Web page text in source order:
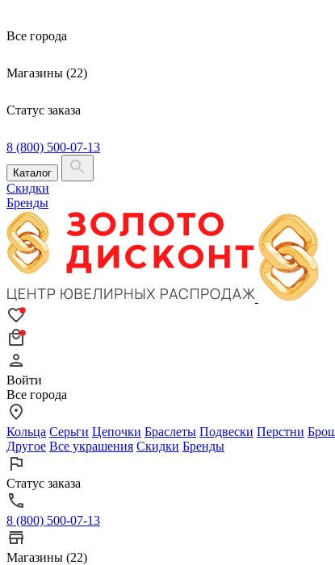
Все города
Магазины (22)
Статус заказа
8 (800) 500-07-13
Каталог
Скидки
Бренды
Войти
Все города
Кольца Серьги Цепочки Браслеты Подвески Перстни
Другое Все украшения Скидки Бренды
Статус заказа
8 (800) 500-07-13
Магазины (22)